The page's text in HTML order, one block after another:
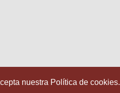
nuestra Política de cookies.